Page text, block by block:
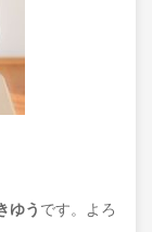
ゆう です。よろ